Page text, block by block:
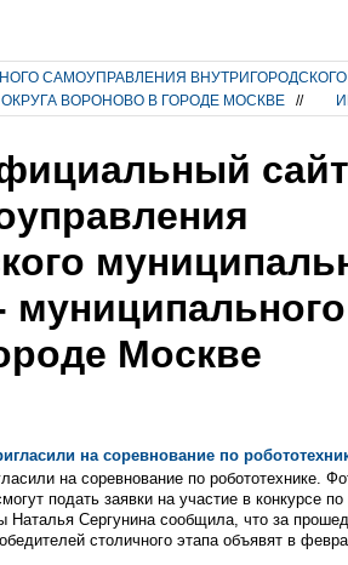
САМОУПРАВЛЕНИЯ
ВОРОНОВО В ГОРОДЕ МОСКВЕ
//
сайт
муниципального
Москве
на соревнование по
на соревнование по робототехнике.
подать заявки на участие в конкурсе
Наталья Сергунина сообщила, что за
столичного этапа объявят в